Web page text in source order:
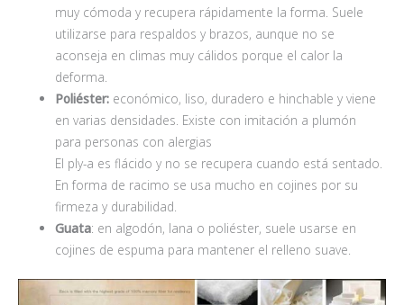
muy cómoda y recupera rápidamente la forma. Suele
utilizarse para respaldos y brazos, aunque no se
aconseja en climas muy cálidos porque el calor la
deforma.
Poliéster: económico, liso, duradero e hinchable y viene
en varias densidades. Existe con imitación a plumón
para personas con alergias
El ply-a es flácido y no se recupera cuando está sentado.
En forma de racimo se usa mucho en cojines por su
firmeza y durabilidad.
Guata: en algodón, lana o poliéster, suele usarse en
cojines de espuma para mantener el relleno suave.